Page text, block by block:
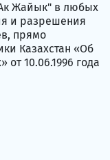
Жайык" в любых
и разрешения
прямо
Казахстан «Об
10.06.1996 года